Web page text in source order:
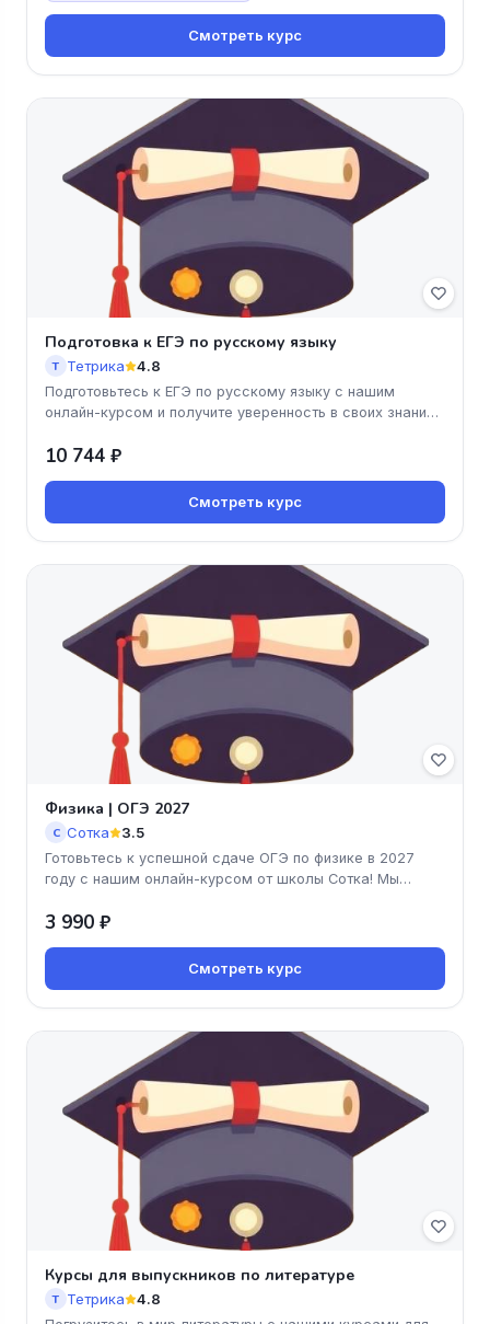
Смотреть курс
Подготовка к ЕГЭ по русскому языку
Т Тетрика 4.8
Подготовьтесь к ЕГЭ по русскому языку с нашим
онлайн-курсом и получите уверенность в своих знаниях!
10 744 ₽
Смотреть курс
Физика | ОГЭ 2027
С Сотка 3.5
Готовьтесь к успешной сдаче ОГЭ по физике в 2027
году с нашим онлайн-курсом от школы Сотка! Мы
3 990 ₽
Смотреть курс
Курсы для выпускников по литературе
Т Тетрика 4.8